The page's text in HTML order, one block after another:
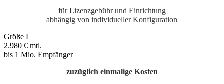
für Lizenzgebühr und Einrichtung
abhängig von individueller Konfiguration
Größe L
2.980 € mtl.
bis 1 Mio. Empfänger
zuzüglich einmalige Kosten